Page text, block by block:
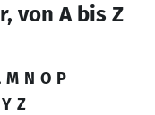
von A bis Z
M N O P
Y Z